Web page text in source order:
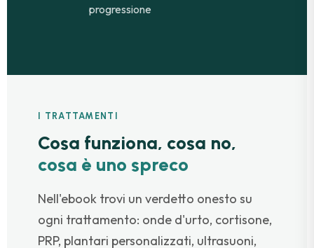
progressione
I TRATTAMENTI
Cosa funziona, cosa no,
cosa è uno spreco
Nell'ebook trovi un verdetto onesto su
ogni trattamento: onde d'urto, cortisone,
PRP, plantari personalizzati, ultrasuoni,